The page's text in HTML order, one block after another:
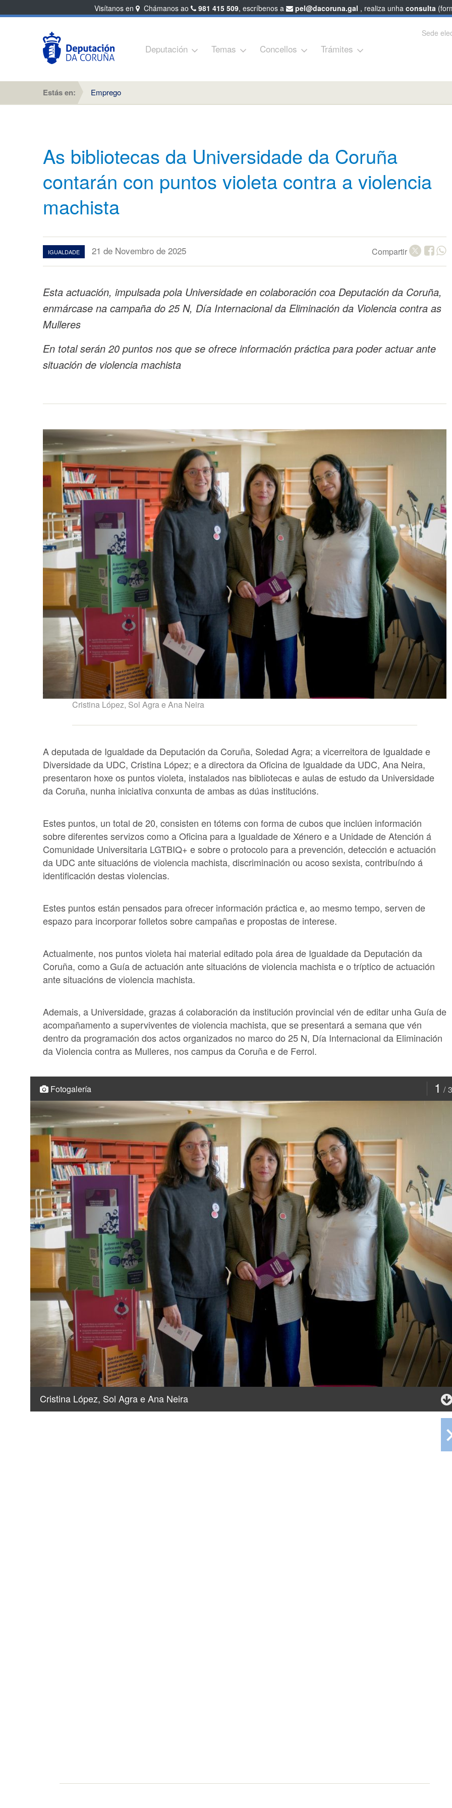
Sede
Deputación Temas Concellos Trámites
Estás en: Emprego
As bibliotecas da Universidade da Coruña
contarán con puntos violeta contra a violencia
machista
IGUALDADE 21 de Novembro de 2025 Compartir
Esta actuación, impulsada pola Universidade en colaboración coa Deputación da Coruña,
enmárcase na campaña do 25 N, Día Internacional da Eliminación da Violencia contra as
Mulleres
En total serán 20 puntos nos que se ofrece información práctica para poder actuar ante
situación de violencia machista
Cristina López, Sol Agra e Ana Neira
A deputada de Igualdade da Deputación da Coruña, Soledad Agra; a vicerreitora de Igualdade e
Diversidade da UDC, Cristina López; e a directora da Oficina de Igualdade da UDC, Ana Neira,
presentaron hoxe os puntos violeta, instalados nas bibliotecas e aulas de estudo da Universidade
da Coruña, nunha iniciativa conxunta de ambas as dúas institucións.
Estes puntos, un total de 20, consisten en tótems con forma de cubos que inclúen información
sobre diferentes servizos como a Oficina para a Igualdade de Xénero e a Unidade de Atención á
Comunidade Universitaria LGTBIQ+ e sobre o protocolo para a prevención, detección e actuación
da UDC ante situacións de violencia machista, discriminación ou acoso sexista, contribuíndo á
identificación destas violencias.
Estes puntos están pensados para ofrecer información práctica e, ao mesmo tempo, serven de
espazo para incorporar folletos sobre campañas e propostas de interese.
Actualmente, nos puntos violeta hai material editado pola área de Igualdade da Deputación da
Coruña, como a Guía de actuación ante situacións de violencia machista e o tríptico de actuación
ante situacións de violencia machista.
Ademais, a Universidade, grazas á colaboración da institución provincial vén de editar unha Guía de
acompañamento a superviventes de violencia machista, que se presentará a semana que vén
dentro da programación dos actos organizados no marco do 25 N, Día Internacional da Eliminación
da Violencia contra as Mulleres, nos campus da Coruña e de Ferrol.
1 3
Fotogalería
Cristina López, Sol Agra e Ana Neira
Visítanos en Chámanos ao 981 415 509, escríbenos a pel@dacoruna.gal , realiza unha consulta